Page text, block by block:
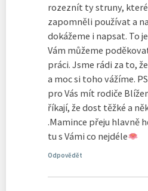
rozeznít ty struny, které
zapomněli používat a
dokážeme i napsat. To
Vám můžeme
práci. Jsme rádi za to,
a moc si toho vážíme.
pro Vás mít rodiče
říkají, že dost těžké a
.Mamince přeju hlavně
tu s Vámi co nejdéle
Odpovědět